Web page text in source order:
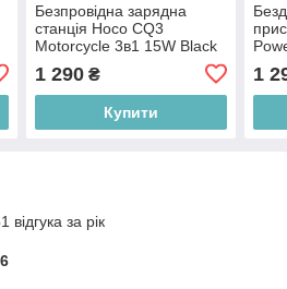
Безпровідна зарядна
станція Hoco CQ3
Motorcycle 3в1 15W Black
1 290₴
Купити
1
за рік